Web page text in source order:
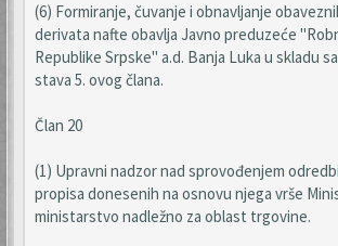
(6) Formiranje, čuvanje i obnavljanje
derivata nafte obavlja Javno preduzeće
Republike Srpske" a.d. Banja Luka u skladu
stava 5. ovog člana.
Član 20
(1) Upravni nadzor nad sprovođenjem
propisa donesenih na osnovu njega vrše
ministarstvo nadležno za oblast trgovine.